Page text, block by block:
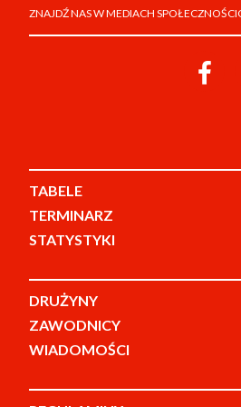
ZNAJDŹ NAS W MEDIACH
TABELE
TERMINARZ
STATYSTYKI
DRUŻYNY
ZAWODNICY
WIADOMOŚCI